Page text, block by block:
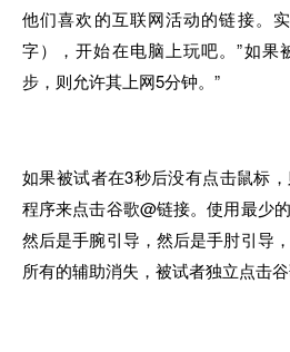
他们喜欢的互联网活动的链接。
字），开始在电脑上玩吧。”如果
步，则允许其上网5分钟。”
如果被试者在3秒后没有点击鼠标
程序来点击谷歌@链接。使用最少
然后是手腕引导 ， 然后是手肘引导
所有的辅助消失，被试者独立点击谷